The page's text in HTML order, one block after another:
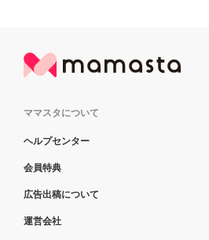
ママスタについて
ヘルプセンター
会員特典
広告出稿について
運営会社